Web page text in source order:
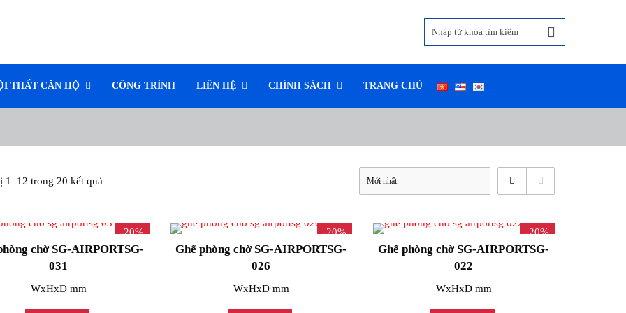
THẤT CĂN HỘ CÔNG TRÌNH LIÊN HỆ CHÍNH SÁCH TRANG CHỦ
1–12 trong 20 kết quả
-20%
chờ SG-AIRPORTSG-
031
WxHxD mm
-20%
Ghế phòng chờ SG-AIRPORTSG-
026
WxHxD mm
-20%
Ghế phòng chờ SG-AIRPORTSG-
022
WxHxD mm